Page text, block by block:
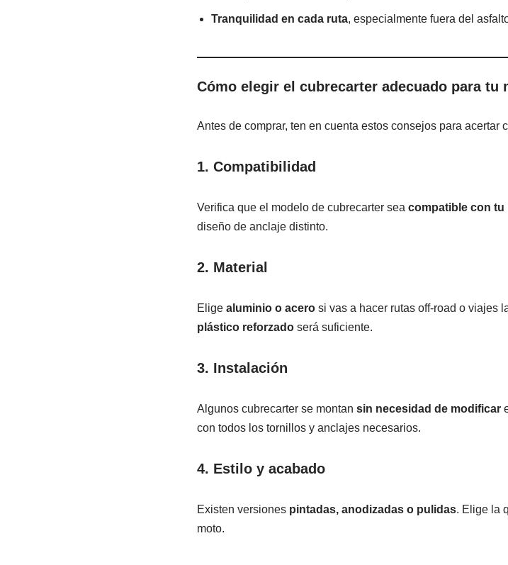
Tranquilidad en cada ruta, especialmente fuera del
Cómo elegir el cubrecarter adecuado para tu
Antes de comprar, ten en cuenta estos consejos para acertar
1. Compatibilidad
Verifica que el modelo de cubrecarter sea compatible con tu
diseño de anclaje distinto.
2. Material
Elige aluminio o acerosi vas a hacer rutas off-road o viajes
plástico reforzadoserá suficiente.
3. Instalación
Algunos cubrecarter se montan sin necesidad de modificar
con todos los tornillos y anclajes necesarios.
4. Estilo y acabado
Existen versiones pintadas, anodizadas o pulidas. Elige la
moto.